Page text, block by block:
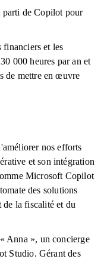
parti de Copilot pour
financiers et les
000 heures par an et
de mettre en œuvre
nos efforts
et son intégration
Microsoft Copilot
des solutions
de la fiscalité et du
Anna », un concierge
Studio. Gérant des